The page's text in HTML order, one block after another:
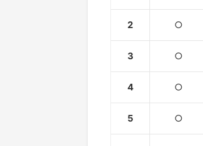
2 ○
3 ○
4 ○
5 ○